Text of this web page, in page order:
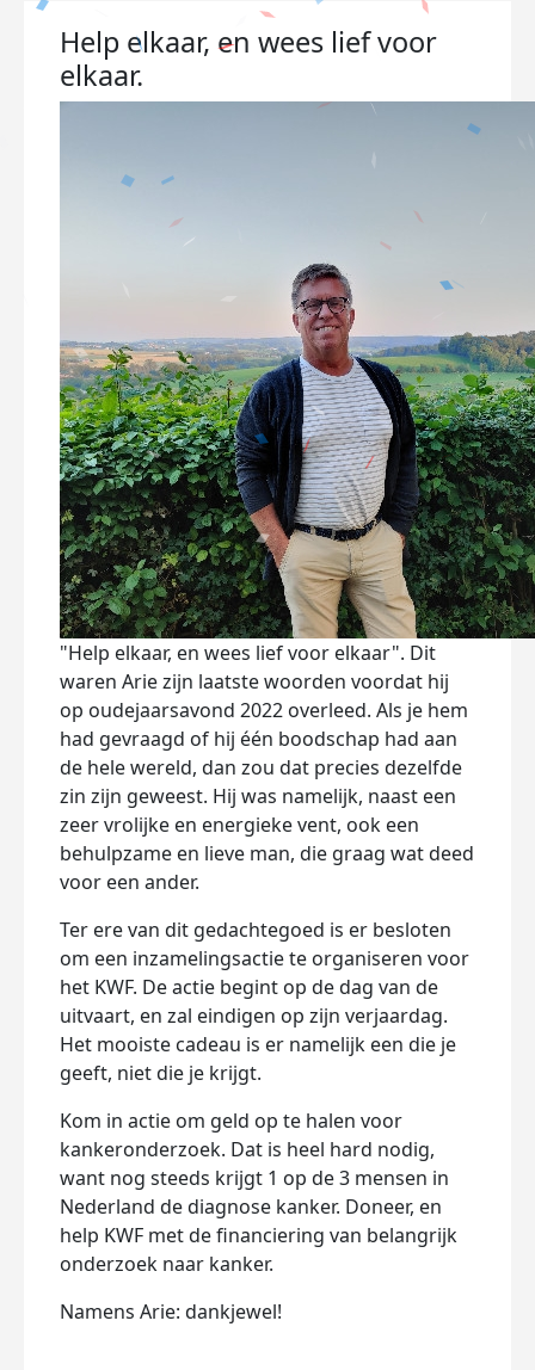
Help elkaar, en wees lief voor
elkaar.
"Help elkaar, en wees lief voor elkaar". Dit
waren Arie zijn laatste woorden voordat hij
op oudejaarsavond 2022 overleed. Als je hem
had gevraagd of hij één boodschap had aan
de hele wereld, dan zou dat precies dezelfde
zin zijn geweest. Hij was namelijk, naast een
zeer vrolijke en energieke vent, ook een
behulpzame en lieve man, die graag wat deed
voor een ander.
Ter ere van dit gedachtegoed is er besloten
om een inzamelingsactie te organiseren voor
het KWF. De actie begint op de dag van de
uitvaart, en zal eindigen op zijn verjaardag.
Het mooiste cadeau is er namelijk een die je
geeft, niet die je krijgt.
Kom in actie om geld op te halen voor
kankeronderzoek. Dat is heel hard nodig,
want nog steeds krijgt 1 op de 3 mensen in
Nederland de diagnose kanker. Doneer, en
help KWF met de financiering van belangrijk
onderzoek naar kanker.
Namens Arie: dankjewel!